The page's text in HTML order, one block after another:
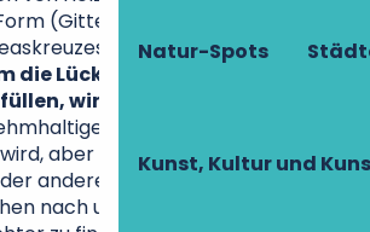
Natur-Spots
Kunst, Kultur und
(Gittermuster), aber auch in
oder seltener in
die Lücken innerhalb dieses
wird Lehm
Erde, die mit Stroh oder
aber auch eine Füllung mit
anderen Materialien. Die langen
nach und nach kürzeren